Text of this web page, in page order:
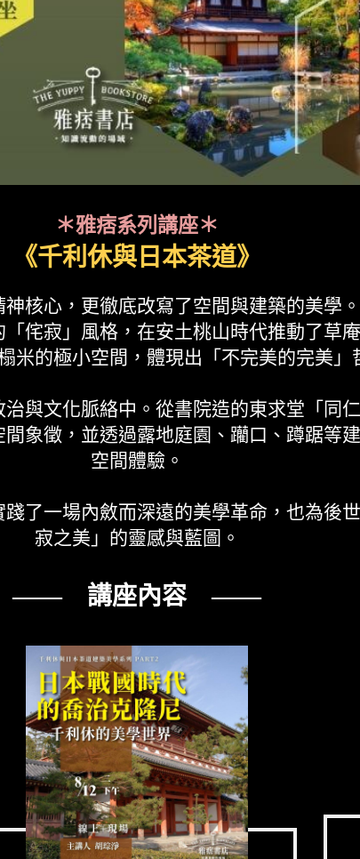
＊雅痞系列講座＊
《千利休與日本茶道》
核心，更徹底改寫了空間與建築的美學
侘寂」風格，在安土桃山時代推動了草
米的極小空間，體現出「不完美的完美」
與文化脈絡中。從書院造的東求堂「同
象徵，並透過露地庭園、躪口、蹲踞等
空間體驗。
了一場內斂而深遠的美學革命，也為後
寂之美」的靈感與藍圖。
—— 講座內容 ——